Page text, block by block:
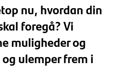
nu, hvordan din
foregå? Vi
muligheder og
ulemper frem i